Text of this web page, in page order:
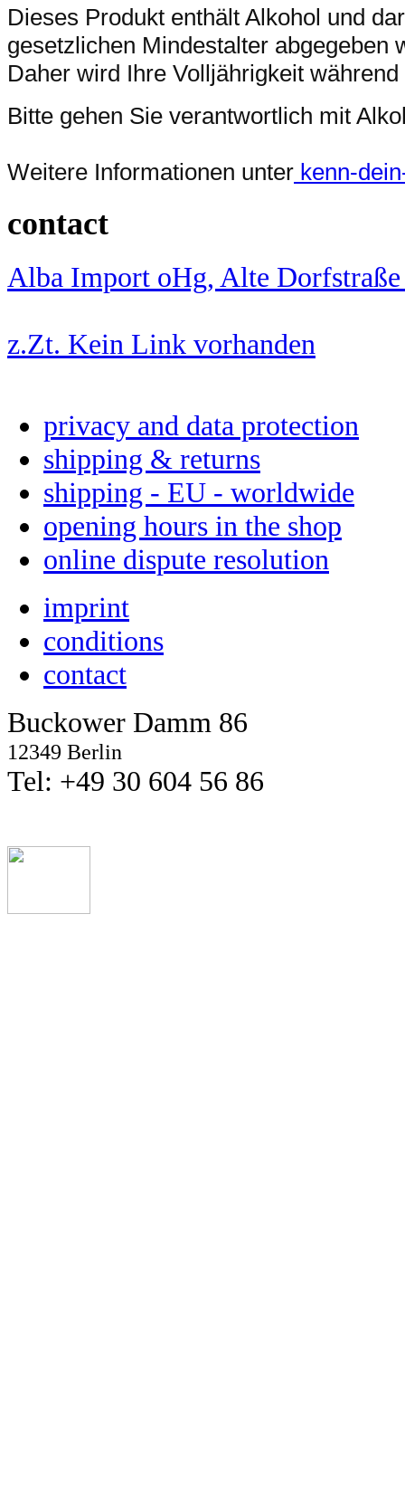
Dieses Produkt enthält Alkohol und
gesetzlichen Mindestalter abgegeben
Daher wird Ihre Volljährigkeit
Bitte gehen Sie verantwortlich mit
Weitere Informationen unter kenn-
contact
Alba Import oHg, Alte
z.Zt. Kein Link vorhanden
privacy and data protection
shipping & returns
shipping - EU - worldwide
opening hours in the shop
online dispute resolution
imprint
conditions
contact
Buckower Damm 86
12349 Berlin
Tel: +49 30 604 56 86